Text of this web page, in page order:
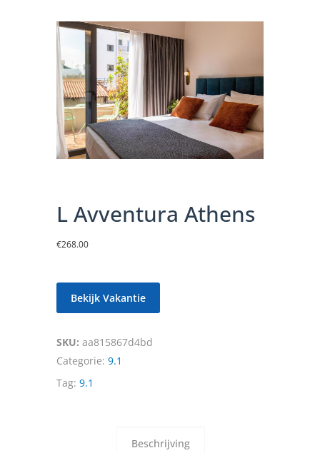
L Avventura Athens
€268.00
Bekijk Vakantie
SKU: aa815867d4bd
Categorie: 9.1
Tag: 9.1
Beschrijving